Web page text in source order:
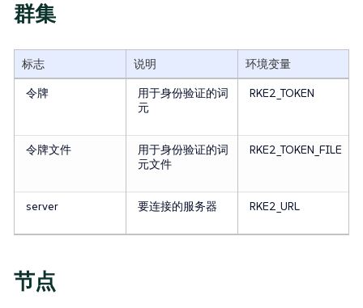
群集
标志 说明
环境变量
令牌
用于身份验证的词
元
RKE2_TOKEN
令牌文件
用于身份验证的词
元文件
RKE2_TOKEN_FILE
server 要连接的服务器 RKE2_URL
节点